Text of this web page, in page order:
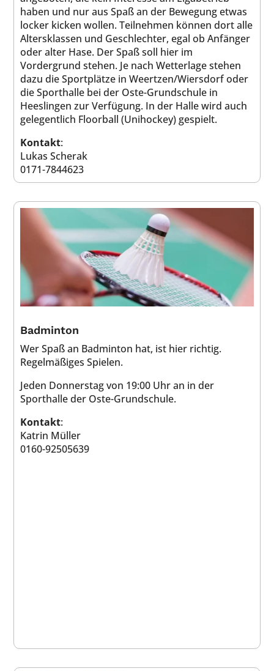
haben und nur aus Spaß an der Bewegung etwas
locker kicken wollen. Teilnehmen können dort alle
Altersklassen und Geschlechter, egal ob Anfänger
oder alter Hase. Der Spaß soll hier im
Vordergrund stehen. Je nach Wetterlage stehen
dazu die Sportplätze in Weertzen/Wiersdorf oder
die Sporthalle bei der Oste-Grundschule in
Heeslingen zur Verfügung. In der Halle wird auch
gelegentlich Floorball (Unihockey) gespielt.
Kontakt:
Lukas Scherak
0171-7844623
Badminton
Wer Spaß an Badminton hat, ist hier richtig.
Regelmäßiges Spielen.
Jeden Donnerstag von 19:00 Uhr an in der
Sporthalle der Oste-Grundschule.
Kontakt:
Katrin Müller
0160-92505639